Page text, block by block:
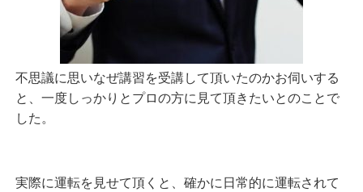
不思議に思いなぜ講習を受講して頂いたのかお伺いする
と、一度しっかりとプロの方に見て頂きたいとのことで
した。
実際に運転を見せて頂くと、確かに日常的に運転されて